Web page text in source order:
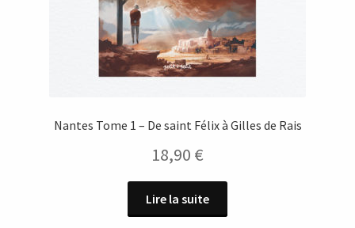
Nantes Tome 1 – De saint Félix à Gilles de Rais
18,90 €
Lire la suite